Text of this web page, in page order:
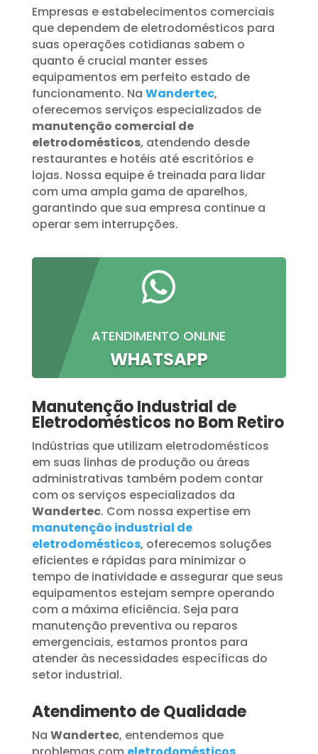
Empresas e estabelecimentos comerciais
que dependem de eletrodomésticos para
suas operações cotidianas sabem o
quanto é crucial manter esses
equipamentos em perfeito estado de
funcionamento. Na Wandertec,
oferecemos serviços especializados de
manutenção comercial de
eletrodomésticos, atendendo desde
restaurantes e hotéis até escritórios e
lojas. Nossa equipe é treinada para lidar
com uma ampla gama de aparelhos,
garantindo que sua empresa continue a
operar sem interrupções.

ATENDIMENTO ONLINE
WHATSAPP
Manutenção Industrial de
Eletrodomésticos no Bom Retiro
Indústrias que utilizam eletrodomésticos
em suas linhas de produção ou áreas
administrativas também podem contar
com os serviços especializados da
Wandertec. Com nossa expertise em
manutenção industrial de
eletrodomésticos, oferecemos soluções
eficientes e rápidas para minimizar o
tempo de inatividade e assegurar que seus
equipamentos estejam sempre operando
com a máxima eficiência. Seja para
manutenção preventiva ou reparos
emergenciais, estamos prontos para
atender às necessidades específicas do
setor industrial.
Atendimento de Qualidade
Na Wandertec, entendemos que